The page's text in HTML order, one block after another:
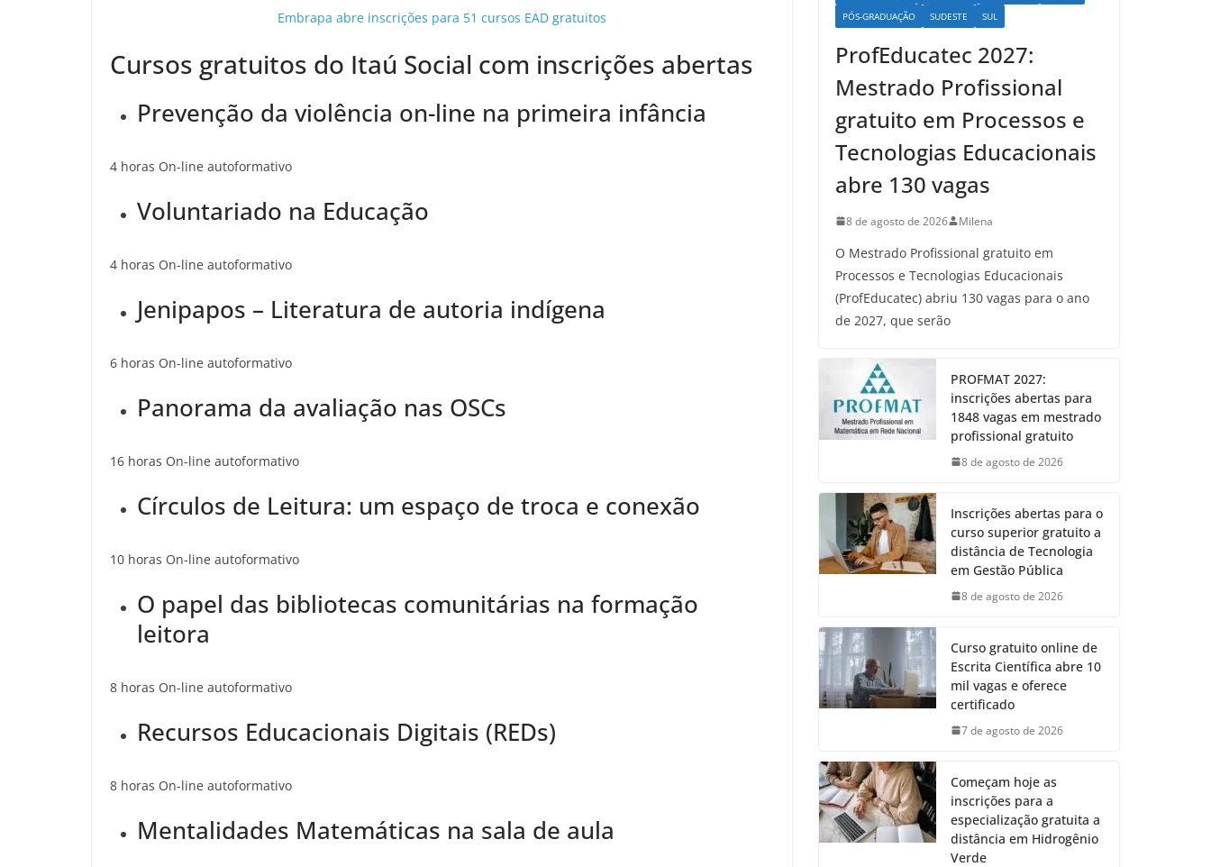
Embrapa abre inscrições para 51 cursos EAD gratuitos
Cursos gratuitos do Itaú Social com inscrições abertas
Prevenção da violência on-line na primeira infância
4 horas On-line autoformativo
Voluntariado na Educação
4 horas On-line autoformativo
Jenipapos – Literatura de autoria indígena
6 horas On-line autoformativo
Panorama da avaliação nas OSCs
16 horas On-line autoformativo
Círculos de Leitura: um espaço de troca e conexão
10 horas On-line autoformativo
O papel das bibliotecas comunitárias na formação
leitora
8 horas On-line autoformativo
Recursos Educacionais Digitais (REDs)
8 horas On-line autoformativo
Mentalidades Matemáticas na sala de aula
PÓS-GRADUAÇÃO
SUDESTE SUL
ProfEducatec 2027:
Mestrado Profissional
gratuito em Processos e
Tecnologias Educacionais
abre 130 vagas
8 de agosto de 2026 Milena
O Mestrado Profissional gratuito em
Processos e Tecnologias Educacionais
(ProfEducatec) abriu 130 vagas para o ano
de 2027, que serão
PROFMAT 2027:
inscrições abertas para
1848 vagas em mestrado
profissional gratuito
8 de agosto de 2026
Inscrições abertas para o
curso superior gratuito a
distância de Tecnologia
em Gestão Pública
8 de agosto de 2026
Curso gratuito online de
Escrita Científica abre 10
mil vagas e oferece
certificado
7 de agosto de 2026
Começam hoje as
inscrições para a
especialização gratuita a
distância em Hidrogênio
Verde